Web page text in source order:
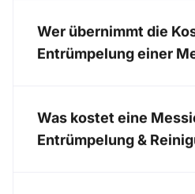
Wer übernimmt die
Entrümpelung einer
Was kostet eine
Entrümpelung &